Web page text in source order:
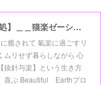
抜針与楽＿＿【ねこ処】＿＿猫楽ゼーションHome☆
癒されて 氣楽に過ごすリ
ムリせず暮らしながら 心
抜針与楽】という生き方
ぶ Beautiful Earthプロ